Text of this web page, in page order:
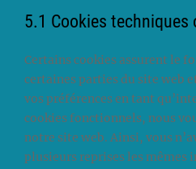
5.1 Cookies
Certains cookies assurent le
certaines parties du site web
vos préférences en tant
cookies fonctionnels, nous
notre site web. Ainsi, vous
plusieurs reprises les mêmes